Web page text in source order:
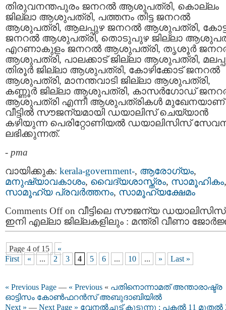
തിരുവനന്തപുരം ജനറൽ ആശുപത്രി, കൊല്ലം
ജില്ലാ ആശുപത്രി, പത്തനം തിട്ട ജനറൽ
ആശുപത്രി, ആലപ്പുഴ ജനറൽ ആശുപത്രി,
ജനറൽ ആശുപത്രി, തൊടുപുഴ ജില്ലാ
എറണാകുളം ജനറൽ ആശുപത്രി, തൃശൂർ
ആശുപത്രി, പാലക്കാട് ജില്ലാ ആശുപത്രി,
തിരൂർ ജില്ലാ ആശുപത്രി, കോഴിക്കോട് ജനറൽ
ആശുപത്രി, മാനന്തവാടി ജില്ലാ ആശുപത്രി,
കണ്ണൂർ ജില്ലാ ആശുപത്രി, കാസർഗോഡ്
ആശുപത്രി എന്നീ ആശുപത്രികൾ മുഖേനയാണ്
വീട്ടിൽ സൗജന്യമായി ഡയാലിസ് ചെയ്യാൻ
കഴിയുന്ന പെരിറ്റോണിയൽ ഡയാലിസിസ്
ലഭിക്കുന്നത്.
- pma
വായിക്കുക: kerala-government-, ആരോഗ്യം,
മനുഷ്യാവകാശം, വൈദ്യശാസ്ത്രം, സാമൂഹികം,
സാമൂഹ്യ പ്രവര്‍ത്തനം, സാമൂഹ്യക്ഷേമം
Comments Offon വീട്ടിലെ സൗജന്യ ഡയാലിസിസ്
ഇനി എല്ലാ ജില്ലകളിലും : മന്ത്രി വീണാ
Page 4 of 15
«
First
« ... 2 3 4 5 6 ... 10 ... » Last »
« Previous Page — « Previous « പതിനൊന്നാമത് അന്താരാഷ്ട്ര
ഓട്ടിസം കോൺഫറൻസ് അബുദാബിയില്‍
Next » — Next Page » വേനൽചൂട് കൂടുന്നു : പകൽ 11 മുതൽ